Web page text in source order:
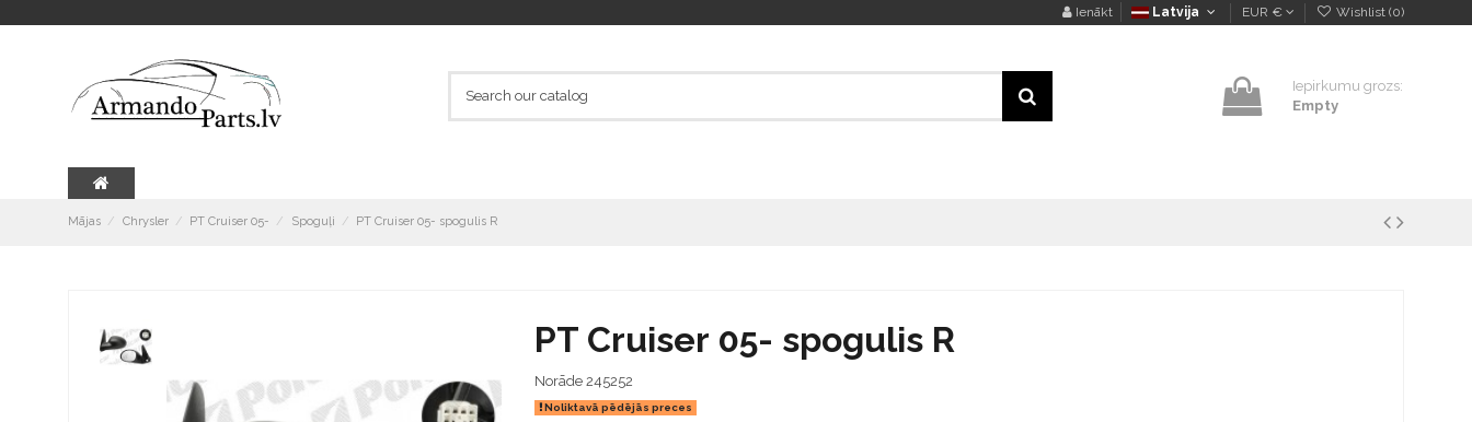
Ienākt Latvija EUR € Wishlist (0)
Iepirkumu grozs:
Empty
Mājas Chrysler PT Cruiser 05- Spoguļi PT Cruiser 05- spogulis R
PT Cruiser 05- spogulis R
Norāde 245252
Noliktavā pēdējās preces